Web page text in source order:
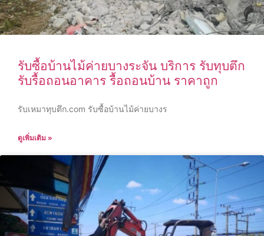
รับซื้อบ้านไม้ค่ายบางระจัน บริการ รับทุบตึก
รับรื้อถอนอาคาร รื้อถอนบ้าน ราคาถูก
รับเหมาทุบตึก.com รับซื้อบ้านไม้ค่ายบางร
ดูเพิ่มเติม »